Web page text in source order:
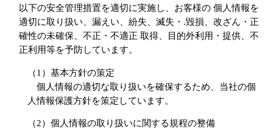
以下の安全管理措置を適切に実施し、お客様の 個人情報を
適切に取り扱い、漏えい、紛失、滅失・.毀損、改ざん・正
確性の未確保、不正・不適正 取得、目的外利用・提供、不
正利用等を予防しています。
（1）基本方針の策定
個人情報の適切な取り扱いを確保するため、当社の個
人情報保護方針を策定しています。
（2）個人情報の取り扱いに関する規程の整備